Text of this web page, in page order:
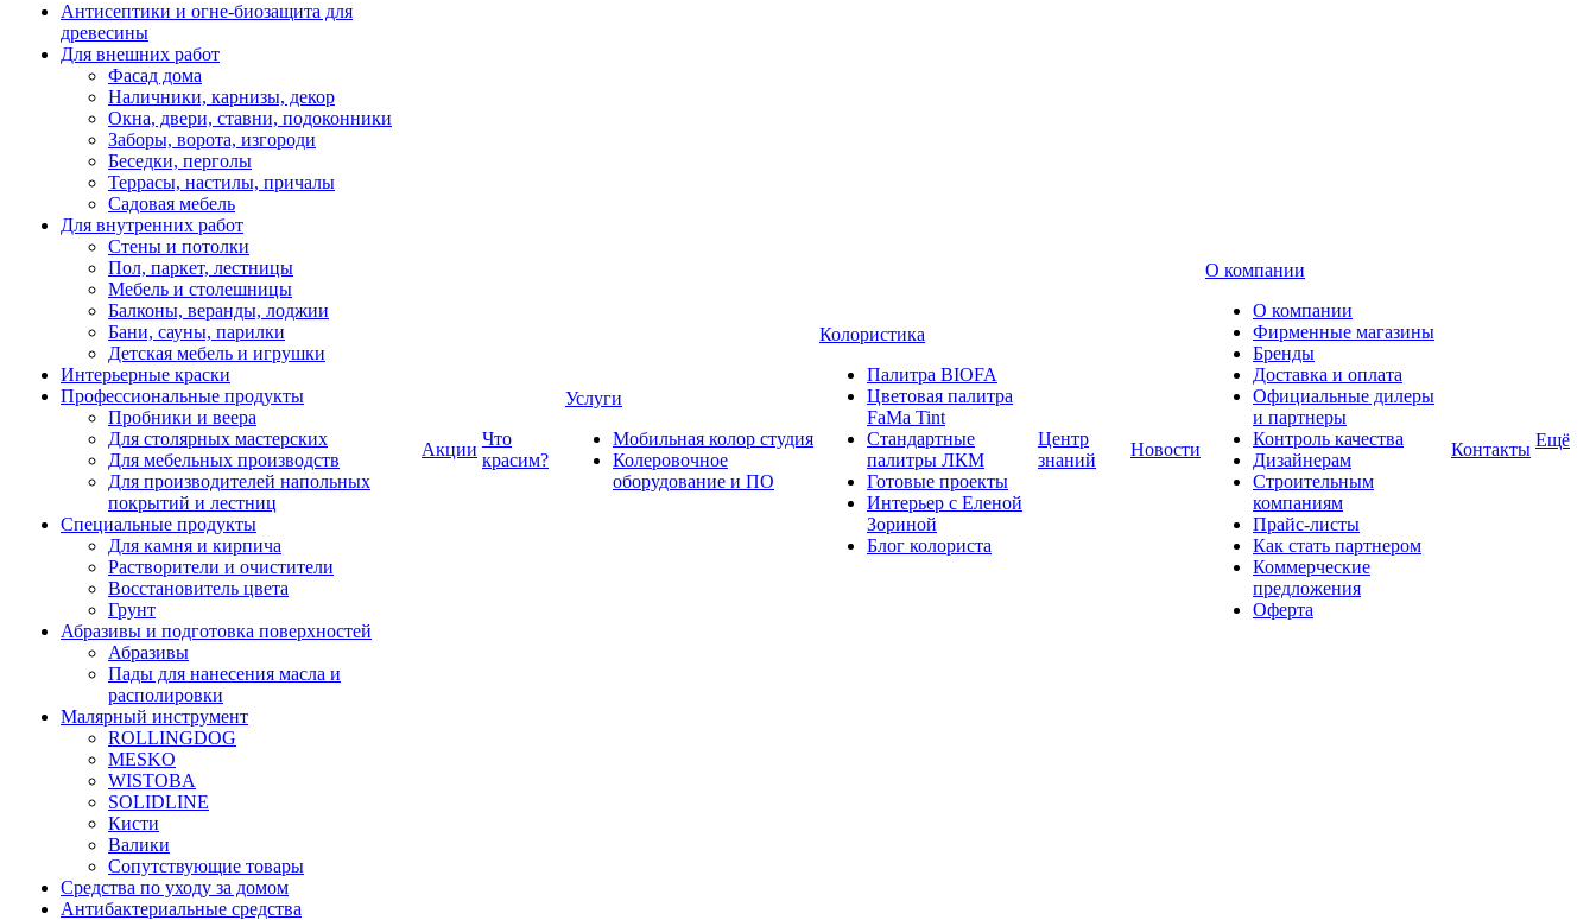
Антисептики и огне-биозащита для
древесины
Для внешних работ
Фасад дома
Наличники, карнизы, декор
Окна, двери, ставни, подоконники
Заборы, ворота, изгороди
Беседки, перголы
Террасы, настилы, причалы
Садовая мебель
Для внутренних работ
Стены и потолки
Пол, паркет, лестницы
Мебель и столешницы
Балконы, веранды, лоджии
Бани, сауны, парилки
Детская мебель и игрушки
Интерьерные краски
Профессиональные продукты
Пробники и веера
Для столярных мастерских
Для мебельных производств
Для производителей напольных
покрытий и лестниц
Специальные продукты
Для камня и кирпича
Растворители и очистители
Восстановитель цвета
Грунт
Абразивы и подготовка поверхностей
Абразивы
Пады для нанесения масла и
располировки
Малярный инструмент
ROLLINGDOG
MESKO
WISTOBA
SOLIDLINE
Кисти
Валики
Сопутствующие товары
Средства по уходу за домом
Антибактериальные средства
Акции
Что
красим?
Услуги
Мобильная колор студия
Колеровочное
оборудование и ПО
Колористика
Палитра BIOFA
Цветовая палитра
FaMa Tint
Стандартные
палитры ЛКМ
Готовые проекты
Интерьер с Еленой
Зориной
Блог колориста
Центр
знаний
Новости
О компании
О компании
Фирменные магазины
Бренды
Доставка и оплата
Официальные дилеры
и партнеры
Контроль качества
Дизайнерам
Строительным
компаниям
Прайс-листы
Как стать партнером
Коммерческие
предложения
Оферта
Контакты Ещё